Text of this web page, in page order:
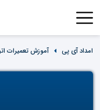
امداد آی پی آموزش تعمیرات